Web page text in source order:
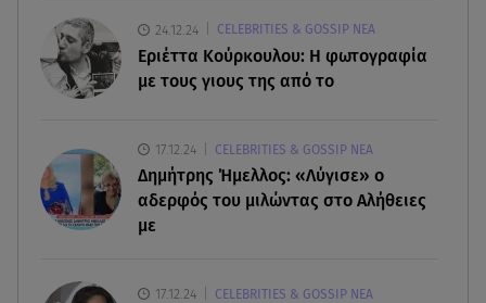
Αλεξανδρούπολη: Ανασύρθηκε χωρίς τις
αισθήσεις του ηλικιωμένος από πηγάδι
δηλητηρίασαν δύο δέντρα
24.12.24 CELEBRITIES & GOSSIP ΝΕΑ
Εριέττα Κούρκουλου: Η φωτογραφία
με τους γιους της από το
17.12.24 CELEBRITIES & GOSSIP ΝΕΑ
Δημήτρης Ήμελλος: «Λύγισε» ο
αδερφός του μιλώντας στο Αλήθειες
με
17.12.24 CELEBRITIES & GOSSIP ΝΕΑ